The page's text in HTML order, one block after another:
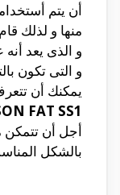
أن يتم
منها و لذلك
و الذى يعد
و التى تكون
يمكنك أن
FAT SS1
أجل أن تتمكن
بالشكل